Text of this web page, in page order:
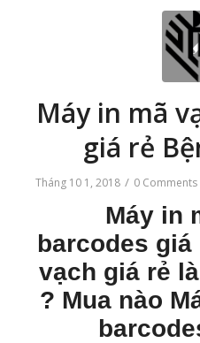
Máy in mã
giá rẻ
Tháng 10 1, 2018 / 0 Comments
Máy in
barcodes giá
vạch giá rẻ
? Mua nào